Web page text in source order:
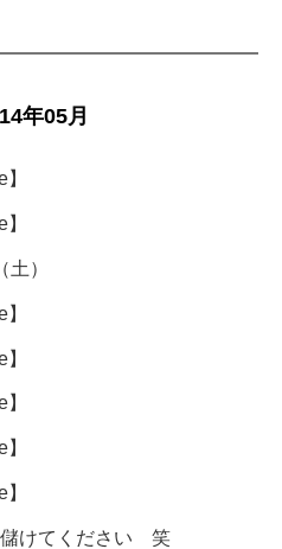
年05月
）
儲けてください 笑